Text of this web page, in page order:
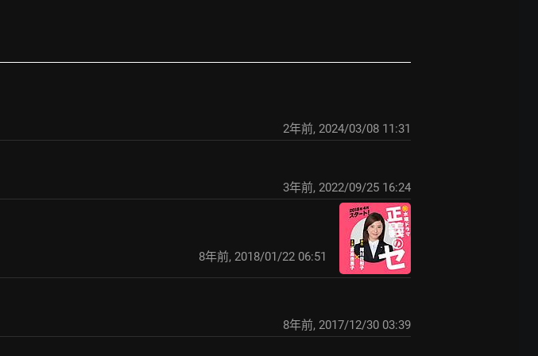
2年前, 2024/03/08 11:31
3年前, 2022/09/25 16:24
8年前, 2018/01/22 06:51
8年前, 2017/12/30 03:39